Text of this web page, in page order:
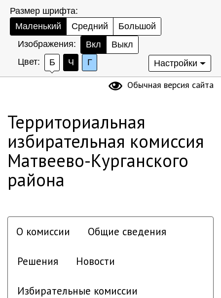
Размер шрифта:
Маленький
Средний
Большой
Изображения:
Вкл
Выкл
Цвет:
Б Ч Г Настройки
Обычная версия сайта
Территориальная
избирательная комиссия
Матвеево-Курганского
района
О комиссии Общие сведения
Решения Новости
Избирательные комиссии